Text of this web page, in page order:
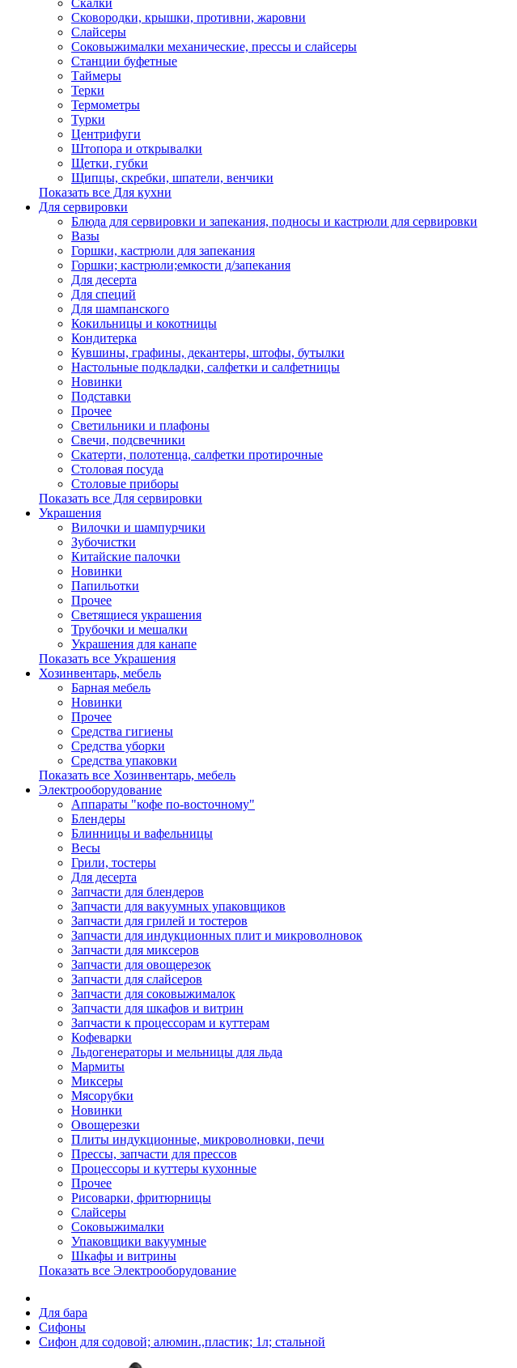
Скалки
Сковородки, крышки, противни, жаровни
Слайсеры
Соковыжималки механические, прессы и слайсеры
Станции буфетные
Таймеры
Терки
Термометры
Турки
Центрифуги
Штопора и открывалки
Щетки, губки
Щипцы, скребки, шпатели, венчики
Показать все Для кухни
Для сервировки
Блюда для сервировки и запекания, подносы и кастрюли для сервировки
Вазы
Горшки, кастрюли для запекания
Горшки; кастрюли;емкости д/запекания
Для десерта
Для специй
Для шампанского
Кокильницы и кокотницы
Кондитерка
Кувшины, графины, декантеры, штофы, бутылки
Настольные подкладки, салфетки и салфетницы
Новинки
Подставки
Прочее
Светильники и плафоны
Свечи, подсвечники
Скатерти, полотенца, салфетки протирочные
Столовая посуда
Столовые приборы
Показать все Для сервировки
Украшения
Вилочки и шампурчики
Зубочистки
Китайские палочки
Новинки
Папильотки
Прочее
Светящиеся украшения
Трубочки и мешалки
Украшения для канапе
Показать все Украшения
Хозинвентарь, мебель
Барная мебель
Новинки
Прочее
Средства гигиены
Средства уборки
Средства упаковки
Показать все Хозинвентарь, мебель
Электрооборудование
Аппараты "кофе по-восточному"
Блендеры
Блинницы и вафельницы
Весы
Грили, тостеры
Для десерта
Запчасти для блендеров
Запчасти для вакуумных упаковщиков
Запчасти для грилей и тостеров
Запчасти для индукционных плит и микроволновок
Запчасти для миксеров
Запчасти для овощерезок
Запчасти для слайсеров
Запчасти для соковыжималок
Запчасти для шкафов и витрин
Запчасти к процессорам и куттерам
Кофеварки
Льдогенераторы и мельницы для льда
Мармиты
Миксеры
Мясорубки
Новинки
Овощерезки
Плиты индукционные, микроволновки, печи
Прессы, запчасти для прессов
Процессоры и куттеры кухонные
Прочее
Рисоварки, фритюрницы
Слайсеры
Соковыжималки
Упаковщики вакуумные
Шкафы и витрины
Показать все Электрооборудование
Для бара
Сифоны
Сифон для содовой; алюмин.,пластик; 1л; стальной